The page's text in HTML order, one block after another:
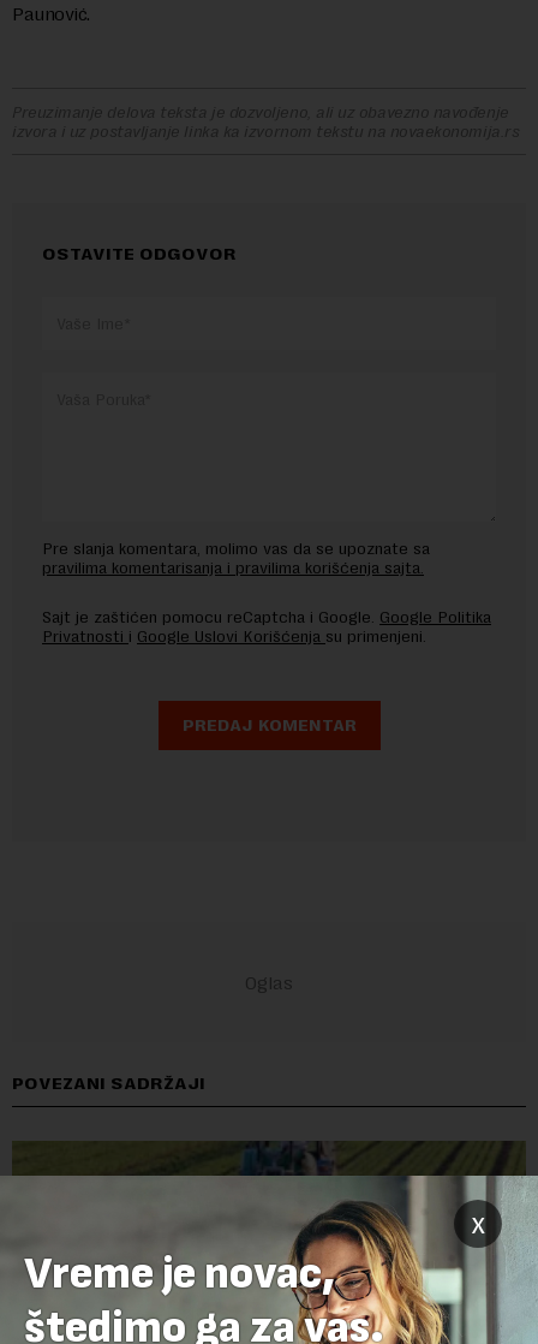
Paunović.
Preuzimanje delova teksta je dozvoljeno, ali uz obavezno navođenje
izvora i uz postavljanje linka ka izvornom tekstu na novaekonomija.rs
OSTAVITE ODGOVOR
Pre slanja komentara, molimo vas da se upoznate sa
pravilima komentarisanja i pravilima korišćenja sajta.
Sajt je zaštićen pomocu reCaptcha i Google. Google Politika
Privatnosti i Google Uslovi Korišćenja su primenjeni.
POVEZANI SADRŽAJI
x
Vreme je novac,
štedimo ga za vas.